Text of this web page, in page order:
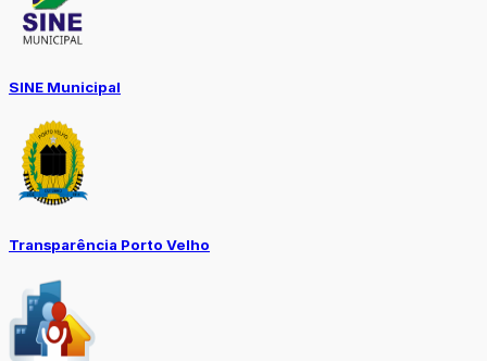
SINE Municipal
Transparência Porto Velho